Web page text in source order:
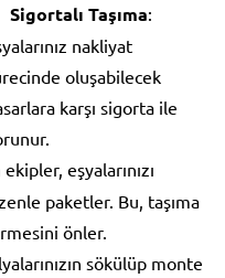
Sigortalı Taşıma:
nakliyat
oluşabilecek
karşı sigorta ile
eşyalarınızı
paketler. Bu, taşıma
önler.
sökülüp monte